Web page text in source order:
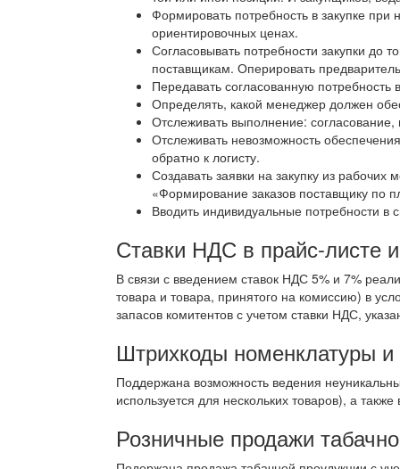
Формировать потребность в закупке
ориентировочных ценах.
Согласовывать потребности закупки до
поставщикам. Оперировать
Передавать согласованную
Определять, какой менеджер должен
Отслеживать выполнение:
Отслеживать невозможность
обратно к логисту.
Создавать заявки на закупку из
«Формирование заказов поставщику по
Вводить индивидуальные потребности
Ставки НДС в прайс-листе
В связи с введением ставок НДС 5% и 7%
товара и товара, принятого на комиссию) в
запасов комитентов с учетом ставки НДС,
Штрихкоды номенклатуры
Поддержана возможность ведения
используется для нескольких товаров), а
Розничные продажи